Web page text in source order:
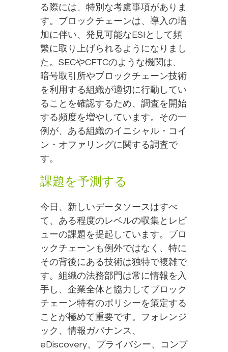
る際には、特別な考慮事項がありま
す。ブロックチェーンは、導入の増
加に伴い、発見可能なESIとして頻
繁に取り上げられるようになりまし
た。SECやCFTCのような機関は、
暗号取引所やブロックチェーン技術
を利用する組織が適切に行動してい
ることを確認するため、調査を開始
する頻度を増やしています。その一
例が、ある組織のイニシャル・コイ
ン・オファリングに関する調査で
す。
課題を予測する
今日、新しいデータソースはすべ
て、ある程度のレベルの収集とレビ
ューの課題を提起しています。ブロ
ックチェーンも例外ではなく、特に
その背後にある技術は独特で複雑で
す。組織の法務部門は常に情報を入
手し、企業全体と協力してブロック
チェーン特有のポリシーを策定する
ことが極めて重要です。フォレンジ
ック、情報ガバナンス、
eDiscovery、プライバシー、コンプ